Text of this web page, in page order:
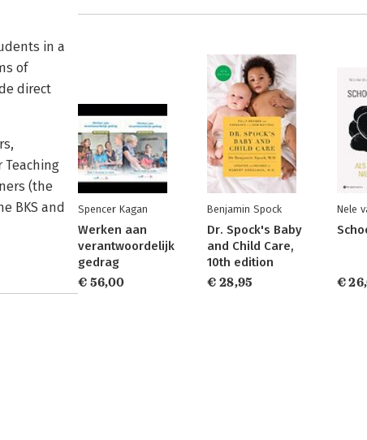
in a
of
direct
Teaching
(the
BKS and
Spencer Kagan
Werken aan
verantwoordelijk
gedrag
€ 56,00
Benjamin Spock
Dr. Spock's Baby
and Child Care,
10th edition
€ 28,95
Nele
€